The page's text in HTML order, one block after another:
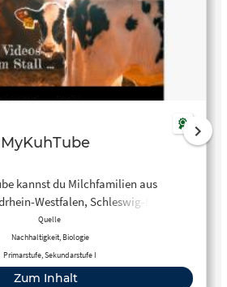
MyKuhTube
kannst du Milchfamilien aus
Westfalen, Schleswig-Holstein,
Saarland bei ihrer Arbeit begleiten.
Quelle
Nachhaltigkeit, Biologie
Primarstufe, Sekundarstufe I
Zum Inhalt